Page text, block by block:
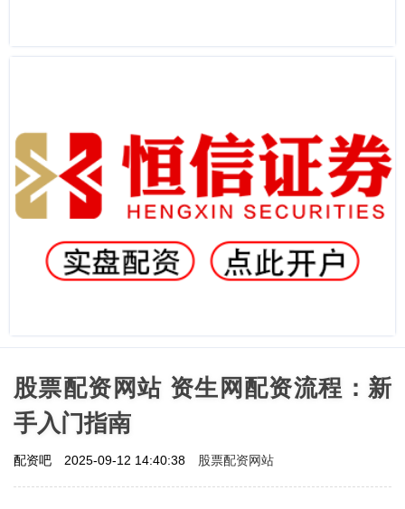
股票配资网站 资生网配资流程：新
手入门指南
配资吧 2025-09-12 14:40:38 股票配资网站